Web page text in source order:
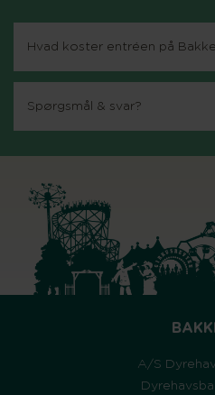
Hvad koster entréen på
Spørgsmål & svar?
A/S